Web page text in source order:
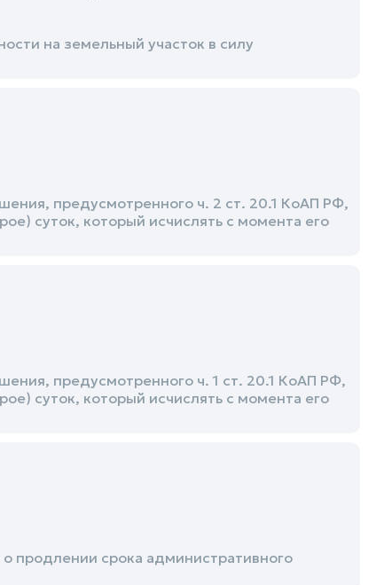
на земельный участок в силу
предусмотренного ч. 2 ст. 20.1 КоАП РФ,
суток, который исчислять с момента его
предусмотренного ч. 1 ст. 20.1 КоАП РФ,
суток, который исчислять с момента его
продлении срока административного